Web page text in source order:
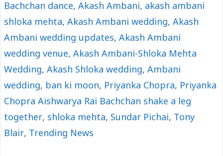
Bachchan dance, Akash Ambani, akash ambani
shloka mehta, Akash Ambani wedding, Akash
Ambani wedding updates, Akash Ambani
wedding venue, Akash Ambani-Shloka Mehta
Wedding, Akash Shloka wedding, Ambani
wedding, ban ki moon, Priyanka Chopra, Priyanka
Chopra Aishwarya Rai Bachchan shake a leg
together, shloka mehta, Sundar Pichai, Tony
Blair, Trending News